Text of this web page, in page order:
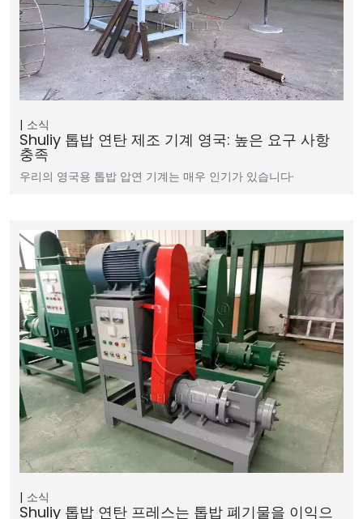
소식
Shuliy 톱밥 연탄 제조 기계 영국: 높은 요구 사항
충족
우리의 영국용 톱밥 압연 기계는 매우 인기가 있습니다·
소식
Shuliy 톱밥 연탄 프레스는 톱밥 폐기물을 이익으